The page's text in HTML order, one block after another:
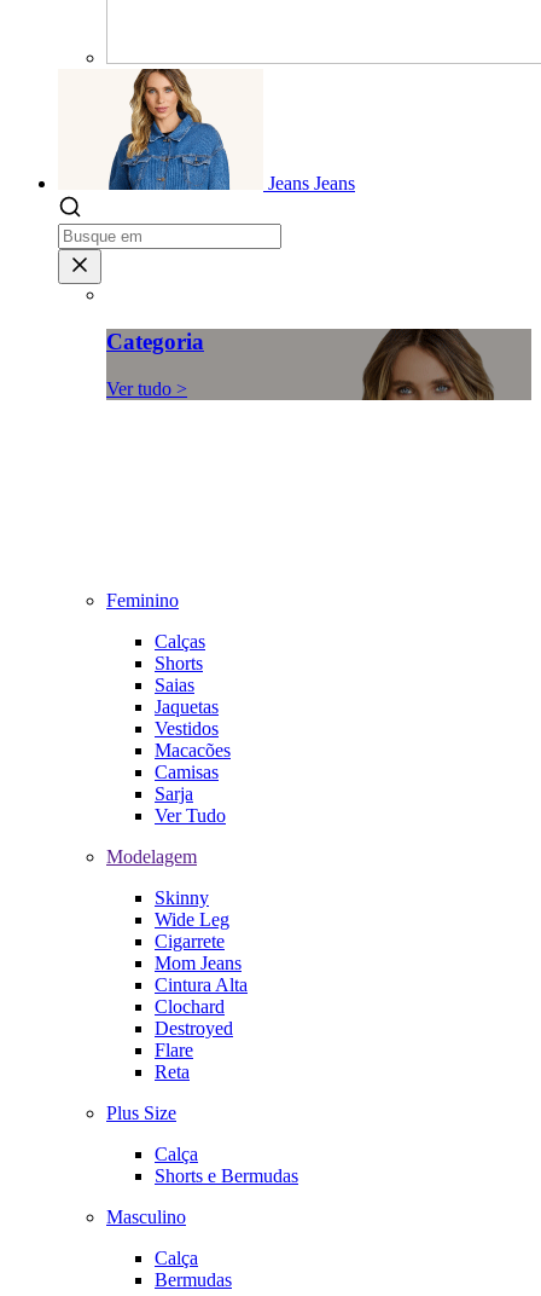
Jeans Jeans
Categoria
Ver tudo >
Feminino
Calças
Shorts
Saias
Jaquetas
Vestidos
Macacões
Camisas
Sarja
Ver Tudo
Modelagem
Skinny
Wide Leg
Cigarrete
Mom Jeans
Cintura Alta
Clochard
Destroyed
Flare
Reta
Plus Size
Calça
Shorts e Bermudas
Masculino
Calça
Bermudas